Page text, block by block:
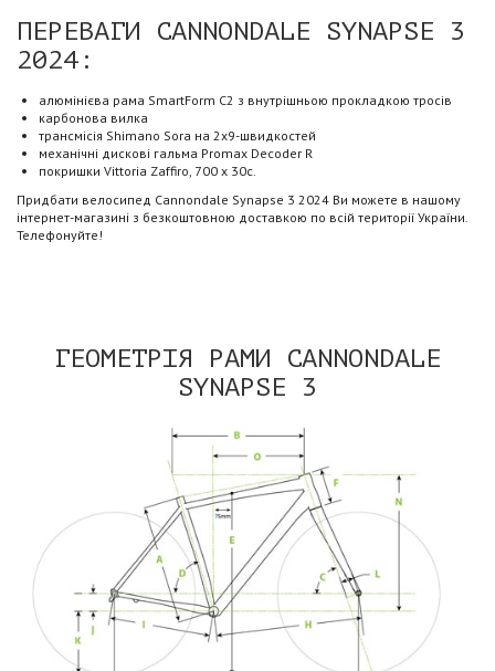
ПЕРЕВАГИ CANNONDALE SYNAPSE 3
2024:
алюмінієва рама SmartForm C2 з внутрішньою прокладкою тросів
карбонова вилка
трансмісія Shimano Sora на 2x9-швидкостей
механічні дискові гальма Promax Decoder R
покришки Vittoria Zaffiro, 700 x 30c.
Придбати велосипед Cannondale Synapse 3 2024 Ви можете в нашому
інтернет-магазині з безкоштовною доставкою по всій території України.
Телефонуйте!
ГЕОМЕТРІЯ РАМИ CANNONDALE
SYNAPSE 3